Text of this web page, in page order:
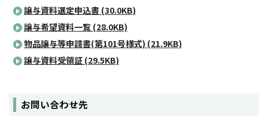
譲与資料選定申込書 (30.0KB)
譲与希望資料一覧 (28.0KB)
物品譲与等申請書(第101号様式) (21.9KB)
譲与資料受領証 (29.5KB)
お問い合わせ先